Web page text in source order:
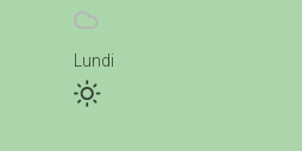
Lundi